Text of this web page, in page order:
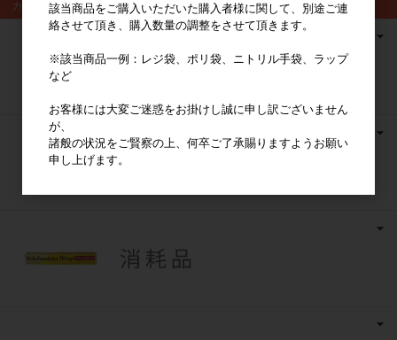
カテゴリ該当商品をご購入いただいた購入者様に関して、別途ご連
絡させて頂き、購入数量の調整をさせて頂きます。
※該当商品一例：レジ袋、ポリ袋、ニトリル手袋、ラップ
など
お客様には大変ご迷惑をお掛けし誠に申し訳ございません
が、
諸般の状況をご賢察の上、何卒ご了承賜りますようお願い
申し上げます。